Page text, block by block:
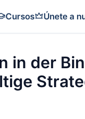
Cursos Únete a
in der